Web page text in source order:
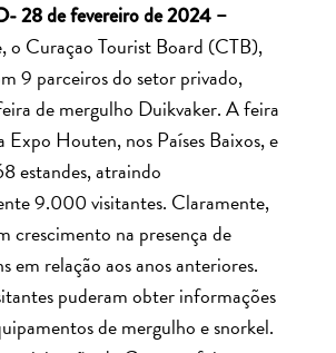
28 de fevereiro de 2024 –
o Curaçao Tourist Board (CTB),
9 parceiros do setor privado,
de mergulho Duikvaker. A feira
Expo Houten, nos Países Baixos, e
estandes, atraindo
9.000 visitantes. Claramente,
crescimento na presença de
em relação aos anos anteriores.
puderam obter informações
de mergulho e snorkel.